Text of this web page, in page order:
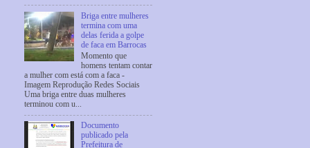
Briga entre mulheres
termina com uma
delas ferida a golpe
de faca em Barrocas
Momento que
homens tentam contar
a mulher com está com a faca -
Imagem Reprodução Redes Sociais
Uma briga entre duas mulheres
terminou com u...
Documento
publicado pela
Prefeitura de